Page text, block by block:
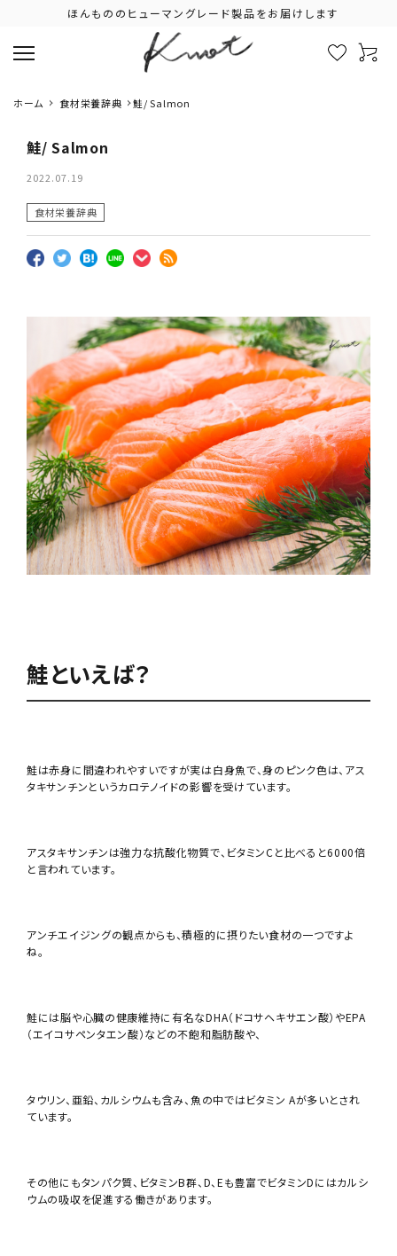
ほんもののヒューマングレード製品をお届けします
ホーム 食材栄養辞典 鮭/ Salmon
鮭/ Salmon
2022.07.19
食材栄養辞典
鮭といえば？
鮭は赤身に間違われやすいですが実は白身魚で、身のピンク色は、アス
タキサンチンというカロテノイドの影響を受けています。
アスタキサンチンは強力な抗酸化物質で、ビタミンCと比べると6000倍
と言われています。
アンチエイジングの観点からも、積極的に摂りたい食材の一つですよ
ね。
鮭には脳や心臓の健康維持に有名なDHA（ドコサヘキサエン酸）やEPA
（エイコサペンタエン酸）などの不飽和脂肪酸や、
タウリン、亜鉛、カルシウムも含み、魚の中ではビタミン Aが多いとされ
ています。
その他にもタンパク質、ビタミンB群、D、Eも豊富でビタミンDにはカルシ
ウムの吸収を促進する働きがあります。